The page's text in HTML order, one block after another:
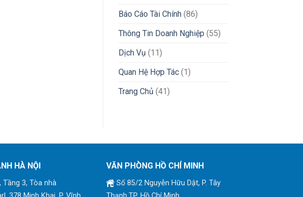
Báo Cáo Tài Chính(86)
Thông Tin Doanh Nghiệp (55)
Dịch Vụ (11)
Quan Hệ Hợp Tác(1)
Trang Chủ (41)
HÀ NỘI
Tầng 3, Tòa nhà
VĂN PHÒNG HỒ CHÍ MINH
Số 85/2 Nguyễn Hữu Dật, P. Tây